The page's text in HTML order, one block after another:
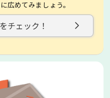
広めてみましょう。
チェック！